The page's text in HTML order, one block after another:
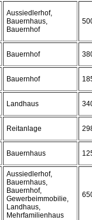
Aussiedlerhof,
Bauernhaus,
Bauernhof
Bauernhof
Bauernhof
Landhaus
Reitanlage
Bauernhaus
Aussiedlerhof,
Bauernhaus,
Bauernhof,
Gewerbeimmobilie,
Landhaus,
Mehrfamilienhaus